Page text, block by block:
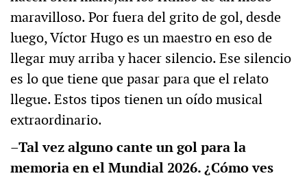
maravilloso. Por fuera del grito de gol, desde
luego, Víctor Hugo es un maestro en eso de
llegar muy arriba y hacer silencio. Ese silencio
es lo que tiene que pasar para que el relato
llegue. Estos tipos tienen un oído musical
extraordinario.
–Tal vez alguno cante un gol para la
memoria en el Mundial 2026. ¿Cómo ves